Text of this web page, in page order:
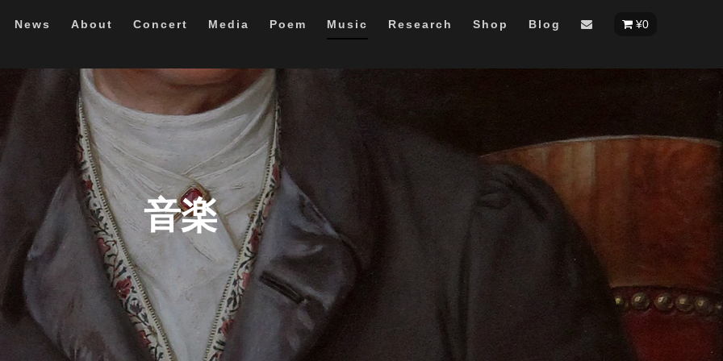
News About Concert Media Poem Music Research Shop Blog ¥0
音楽